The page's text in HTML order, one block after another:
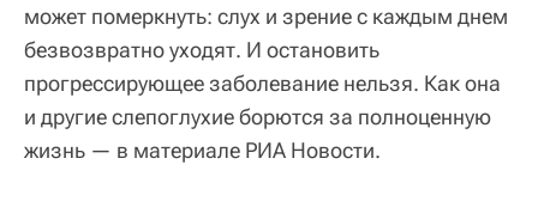
может померкнуть: слух и зрение с каждым днем
безвозвратно уходят. И остановить
прогрессирующее заболевание нельзя. Как она
и другие слепоглухие борются за полноценную
жизнь — в материале РИА Новости.